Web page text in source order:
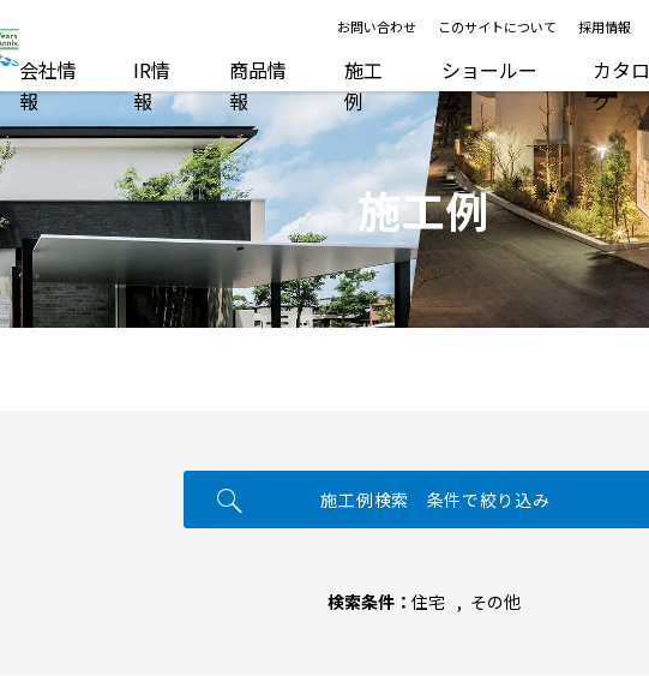
お問い合わせ このサイトについて 採用情報
会社情
報
IR情
報
商品情
報
施工
例
ショールー
ム
カタロ
グ
施工例
施工例検索 条件で絞り込み
検索条件： 住宅 その他